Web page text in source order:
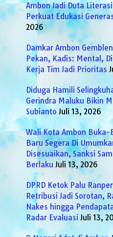
Ambon Jadi Duta
Perkuat Edukasi
2026
Damkar Ambon
Pekan, Kadis: Mental,
Kerja Tim Jadi Prioritas
Diduga Hamili
Gerindra Maluku Bikin
Subianto Juli 13, 2026
Wali Kota Ambon Buka-
Baru Segera Di
Disesuaikan, Sanksi
Berlaku Juli 13, 2026
DPRD Ketok Palu
Retribusi Jadi Sorotan,
Nakes hingga
Radar Evaluasi Juli 13,